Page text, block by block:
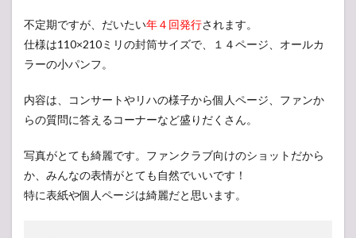
め
不定期ですが、だいたい年４回発行されます。
仕様は110×210ミリの封筒サイズで、１４ページ、オールカ
ラーの小パンフ。
内容は、コンサートやリハの様子から個人ページ、ファンか
らの質問に答えるコーナーなど盛りだくさん。
写真がとても綺麗です。ファンクラブ向けのショットだから
か、みんなの表情がとても自然でいいです！
特に表紙や個人ページは綺麗だと思います。